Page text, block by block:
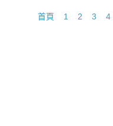
首頁 1 2 3 4